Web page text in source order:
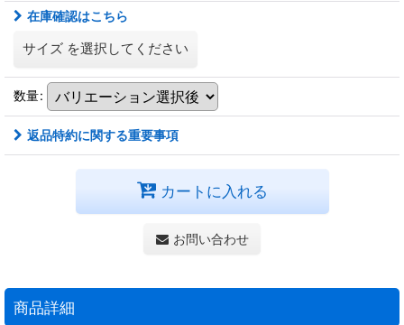
在庫確認はこちら
サイズ を選択してください
数量:
返品特約に関する重要事項
カートに入れる
お問い合わせ
商品詳細